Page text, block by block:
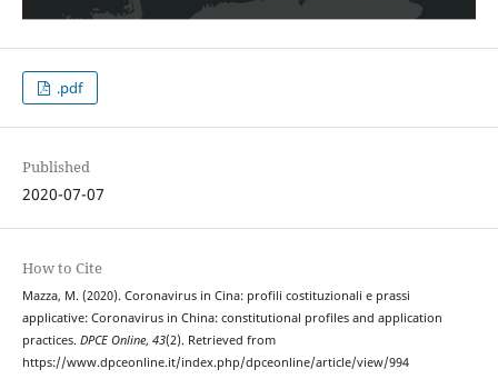
.pdf
Published
2020-07-07
How to Cite
Mazza, M. (2020). Coronavirus in Cina: profili costituzionali e prassi
applicative: Coronavirus in China: constitutional profiles and application
practices. DPCE Online, 43(2). Retrieved from
https://www.dpceonline.it/index.php/dpceonline/article/view/994